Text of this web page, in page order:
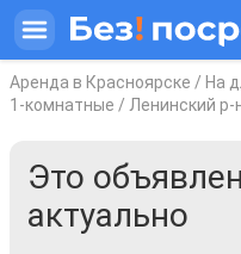
Аренда в Красноярске / На
1-комнатные / Ленинский р-
Это
актуально